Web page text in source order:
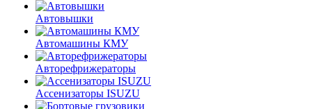
Автовышки
Автомашины КМУ
Авторефрижераторы
Ассенизаторы ISUZU